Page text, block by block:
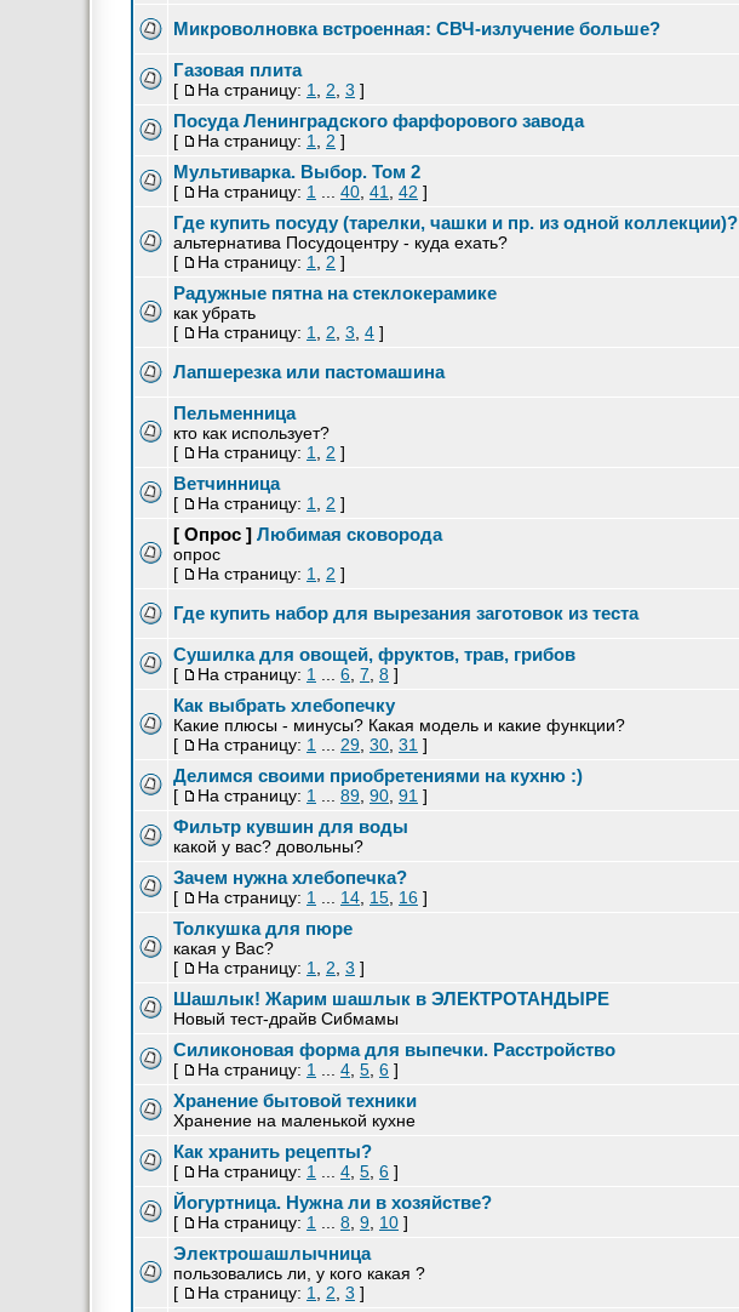
Микроволновка встроенная: СВЧ-излучение больше?
Газовая плита
[ На страницу: 1 2 3 ]
Посуда Ленинградского фарфорового завода
[ На страницу: 1 2 ]
Мультиварка. Выбор. Том 2
[ На страницу: 1 40 41 42 ]
Где купить посуду (тарелки, чашки и пр. из одной коллекции)?
альтернатива Посудоцентру - куда ехать?
[
На страницу: 1 2 ]
Радужные пятна на стеклокерамике
как убрать
[
На страницу: 1 2 3 4 ]
Лапшерезка или пастомашина
Пельменница
кто как использует?
[
На страницу: 1 2 ]
Ветчинница
[ На страницу: 1 2 ]
[ Опрос ] Любимая сковорода
опрос
[
На страницу: 1 2 ]
Где купить набор для вырезания заготовок из теста
Сушилка для овощей, фруктов, трав, грибов
[ На страницу: 1 6 7 8 ]
Как выбрать хлебопечку
Какие плюсы - минусы? Какая модель и какие функции?
[
На страницу: 1 29 30 31 ]
Делимся своими приобретениями на кухню :)
[ На страницу: 1 89 90 91 ]
Фильтр кувшин для воды
какой у вас? довольны?
Зачем нужна хлебопечка?
[ На страницу: 1 14 15 16 ]
Толкушка для пюре
какая у Вас?
[
На страницу: 1 2 3 ]
Шашлык! Жарим шашлык в ЭЛЕКТРОТАНДЫРЕ
Новый тест-драйв Сибмамы
Силиконовая форма для выпечки. Расстройство
[ На страницу: 1 4 5 6 ]
Хранение бытовой техники
Хранение на маленькой кухне
Как хранить рецепты?
[ На страницу: 1 4 5 6 ]
Йогуртница. Нужна ли в хозяйстве?
[ На страницу: 1 8 9 10 ]
Электрошашлычница
пользовались ли, у кого какая ?
[
На страницу: 1 2 3 ]